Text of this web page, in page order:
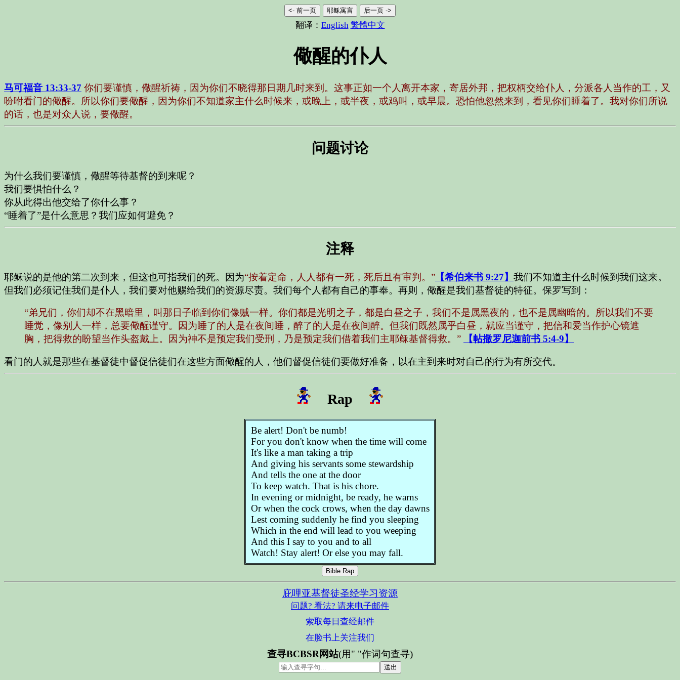
<- 前一页 耶稣寓言 后一页 ->
翻译： English 繁體中文
儆醒的仆人
马可福音 13:33-37 你们要谨慎，儆醒祈祷，因为你们不晓得那日期几时来到。这事正如一个人离开本家，寄居外邦，把权柄交给仆人，分派各人当作的工，又
吩咐看门的儆醒。所以你们要儆醒，因为你们不知道家主什么时候来，或晚上，或半夜，或鸡叫，或早晨。恐怕他忽然来到，看见你们睡着了。我对你们所说
的话，也是对众人说，要儆醒。
问题讨论
为什么我们要谨慎，儆醒等待基督的到来呢？
我们要惧怕什么？
你从此得出他交给了你什么事？
“睡着了”是什么意思？我们应如何避免？
注释
耶稣说的是他的第二次到来，但这也可指我们的死。因为“按着定命，人人都有一死，死后且有审判。” 【希伯来书 9:27】 我们不知道主什么时候到我们这来。
但我们必须记住我们是仆人，我们要对他赐给我们的资源尽责。我们每个人都有自己的事奉。再则，儆醒是我们基督徒的特征。保罗写到：
“弟兄们，你们却不在黑暗里，叫那日子临到你们像贼一样。你们都是光明之子，都是白昼之子，我们不是属黑夜的，也不是属幽暗的。所以我们不要
睡觉，像别人一样，总要儆醒谨守。因为睡了的人是在夜间睡，醉了的人是在夜间醉。但我们既然属乎白昼，就应当谨守，把信和爱当作护心镜遮
胸，把得救的盼望当作头盔戴上。因为神不是预定我们受刑，乃是预定我们借着我们主耶稣基督得救。”
【帖撒罗尼迦前书 5:4-9】
看门的人就是那些在基督徒中督促信徒们在这些方面儆醒的人，他们督促信徒们要做好准备，以在主到来时对自己的行为有所交代。
Rap
Be alert! Don't be numb!
For you don't know when the time will come
It's like a man taking a trip
And giving his servants some stewardship
And tells the one at the door
To keep watch. That is his chore.
In evening or midnight, be ready, he warns
Or when the cock crows, when the day dawns
Lest coming suddenly he find you sleeping
Which in the end will lead to you weeping
And this I say to you and to all
Watch! Stay alert! Or else you may fall.
Bible Rap
庇哩亚基督徒圣经学习资源
问题? 看法? 请来电子邮件
索取每日查经邮件
在脸书上关注我们
查寻BCBSR网站(用" "作词句查寻)